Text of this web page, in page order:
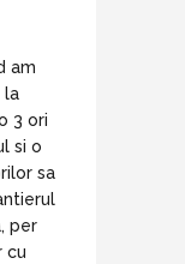
am
la
3 ori
si o
sa
per
cu